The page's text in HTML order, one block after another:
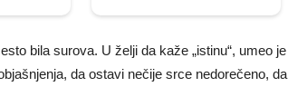
bila surova. U želji da kaže „istinu“, umeo je
da ostavi nečije srce nedorečeno, da